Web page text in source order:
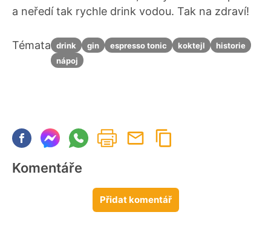
a neředí tak rychle drink vodou. Tak na zdraví!
Témata drink gin espresso tonic koktejl
historie
nápoj
Komentáře
Přidat komentář